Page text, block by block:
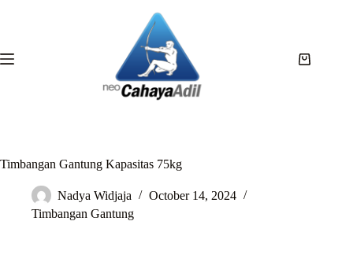
Timbangan Gantung Kapasitas 75kg
Nadya Widjaja
October 14, 2024
Timbangan Gantung